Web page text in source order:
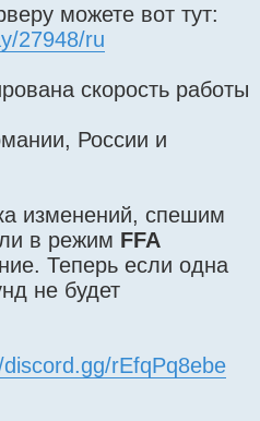
можете вот тут:
27948/ru
скорость работы
России и
изменений, спешим
в режим FFA
Теперь если одна
не будет
rEfqPq8ebe